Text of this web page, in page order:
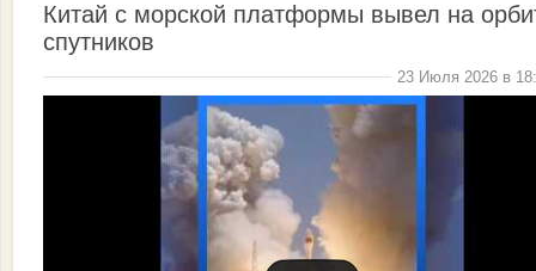
Китай с морской платформы вывел на
спутников
23 Июля 2026 в